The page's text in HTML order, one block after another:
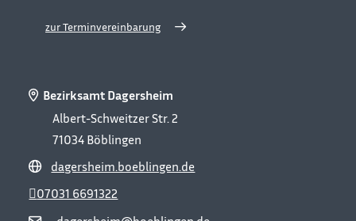
zur Terminvereinbarung
Bezirksamt Dagersheim
Albert-Schweitzer Str. 2
71034 Böblingen
dagersheim.boeblingen.de
07031 6691322